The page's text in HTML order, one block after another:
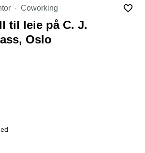
Coworking
til leie på C. J.
Oslo